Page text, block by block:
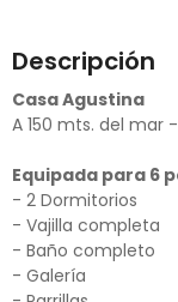
Descripción
Casa Agustina
A 150 mts. del mar
Equipada para 6
- 2 Dormitorios
- Vajilla completa
- Baño completo
- Galería